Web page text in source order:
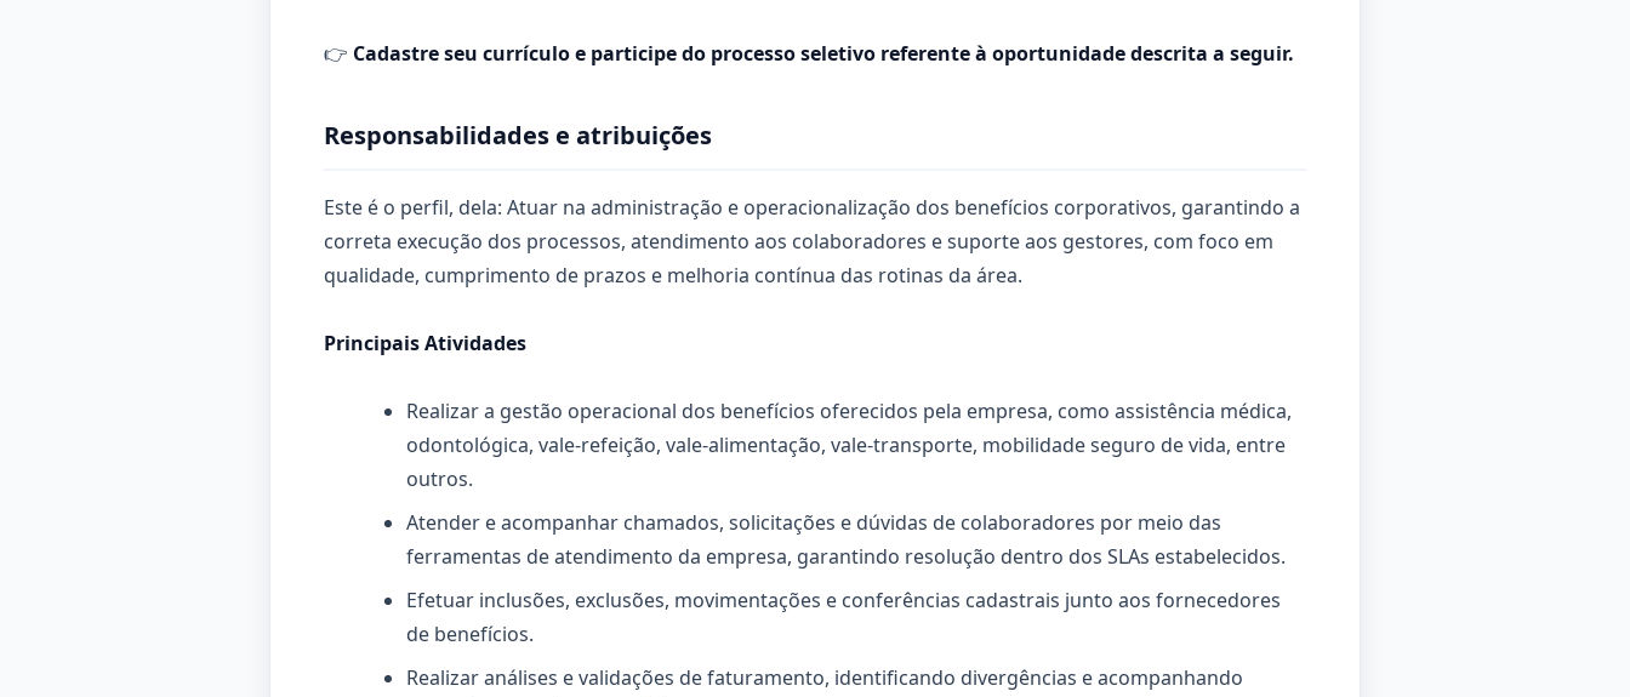
👉 Cadastre seu currículo e participe do processo seletivo referente à oportunidade descrita a seguir.
Responsabilidades e atribuições
Este é o perfil, dela: Atuar na administração e operacionalização dos benefícios corporativos, garantindo a
correta execução dos processos, atendimento aos colaboradores e suporte aos gestores, com foco em
qualidade, cumprimento de prazos e melhoria contínua das rotinas da área.
Principais Atividades
Realizar a gestão operacional dos benefícios oferecidos pela empresa, como assistência médica,
odontológica, vale-refeição, vale-alimentação, vale-transporte, mobilidade seguro de vida, entre
outros.
Atender e acompanhar chamados, solicitações e dúvidas de colaboradores por meio das
ferramentas de atendimento da empresa, garantindo resolução dentro dos SLAs estabelecidos.
Efetuar inclusões, exclusões, movimentações e conferências cadastrais junto aos fornecedores
de benefícios.
Realizar análises e validações de faturamento, identificando divergências e acompanhando